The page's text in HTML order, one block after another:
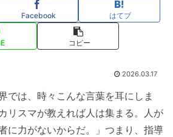
Facebook はてブ
コピー
2026.03.17
では、時々こんな言葉を耳にしま
リスマが教えれば人は集まる。人が
に力がないからだ。」つまり、指導